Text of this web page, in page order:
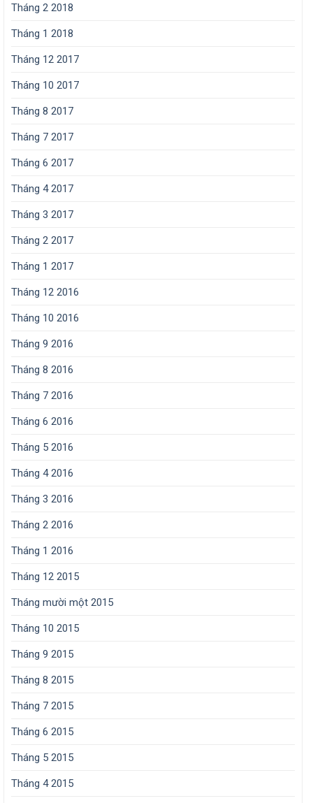
Tháng 2 2018
Tháng 1 2018
Tháng 12 2017
Tháng 10 2017
Tháng 8 2017
Tháng 7 2017
Tháng 6 2017
Tháng 4 2017
Tháng 3 2017
Tháng 2 2017
Tháng 1 2017
Tháng 12 2016
Tháng 10 2016
Tháng 9 2016
Tháng 8 2016
Tháng 7 2016
Tháng 6 2016
Tháng 5 2016
Tháng 4 2016
Tháng 3 2016
Tháng 2 2016
Tháng 1 2016
Tháng 12 2015
Tháng mười một 2015
Tháng 10 2015
Tháng 9 2015
Tháng 8 2015
Tháng 7 2015
Tháng 6 2015
Tháng 5 2015
Tháng 4 2015